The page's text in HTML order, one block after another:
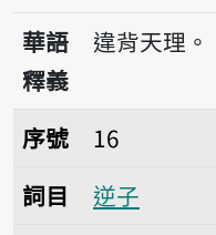
華語
釋義
違背天理。
序號16逆子
序號
16
詞目
逆子